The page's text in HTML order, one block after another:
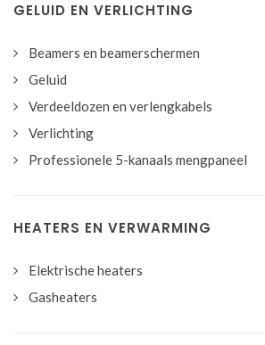
GELUID EN VERLICHTING
Beamers en beamerschermen
Geluid
Verdeeldozen en verlengkabels
Verlichting
Professionele 5-kanaals mengpaneel
HEATERS EN VERWARMING
Elektrische heaters
Gasheaters